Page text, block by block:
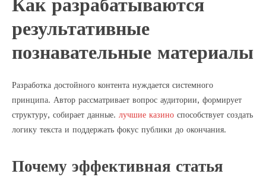
Как разрабатываются
результативные
познавательные материалы
Разработка достойного контента нуждается системного
принципа. Автор рассматривает вопрос аудитории, формирует
структуру, собирает данные. лучшие казино способствует создать
логику текста и поддержать фокус публики до окончания.
Почему эффективная статья